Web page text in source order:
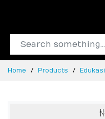
Home Products Edukasi